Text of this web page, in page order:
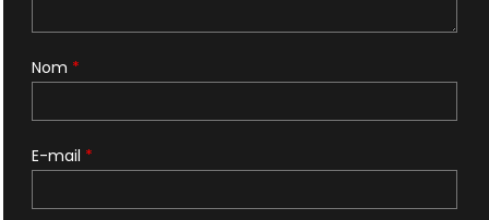
Nom *
E-mail *